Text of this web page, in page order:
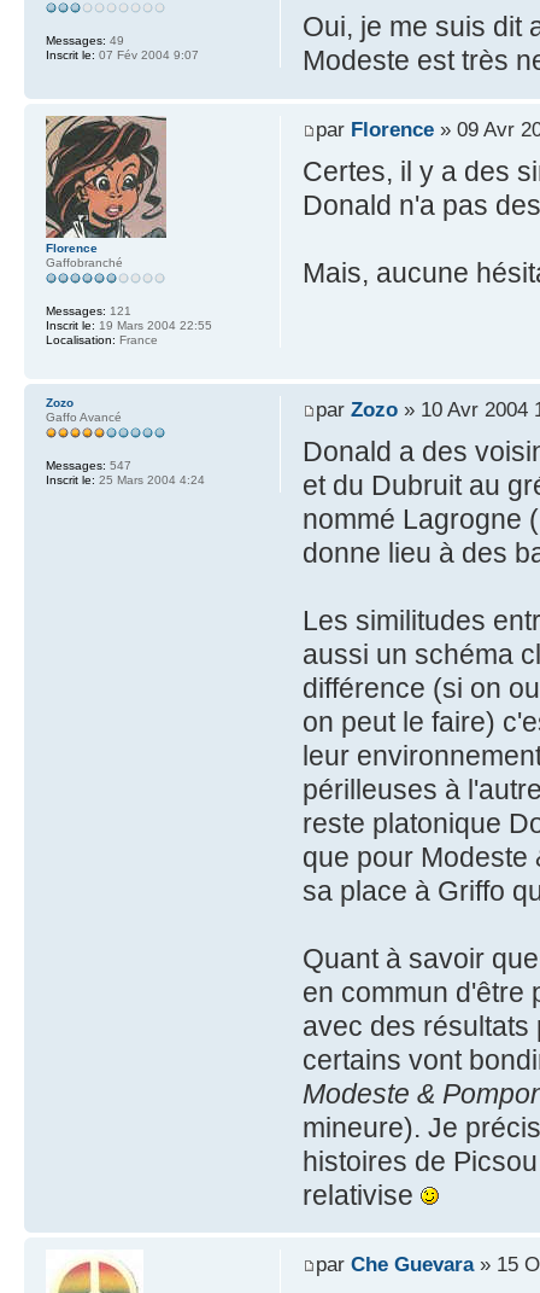
Oui, je me suis dit
Modeste est très
Messages: 49
Inscrit le: 07 Fév 2004 9:07
par Florence» 09 Avr
Certes, il y a des
Donald n'a pas
Mais, aucune
Florence
Gaffobranché
Messages: 121
Inscrit le: 19 Mars 2004 22:55
Localisation: France
par Zozo» 10 Avr 2004
Donald a des
et du Dubruit au
nommé Lagrogne
donne lieu à des
Les similitudes
aussi un schéma
différence (si on
on peut le faire)
leur
périlleuses à
reste platonique
que pour Modeste
sa place à Griffo
Quant à savoir
en commun d'être
avec des résultats
certains vont
Modeste &
mineure). Je
histoires de
relativise
Zozo
Gaffo Avancé
Messages: 547
Inscrit le: 25 Mars 2004 4:24
par Che Guevara» 15